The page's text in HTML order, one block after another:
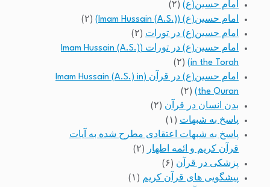
امام حسین(ع) (۲)
امام حسین(ع) (Imam Hussain (A.S.))
(۲)
امام حسین(ع) در تورات (۲)
امام حسین(ع) در تورات (Imam Hussain (A.S.)
in the Torah)
(۲)
امام حسین(ع) در قرآن (Imam Hussain (A.S.) in
the Quran)
(۲)
بدن انسان در قرآن (۲)
پاسخ به شبهات (۱)
پاسخ به شبهات اعتقادی مطرح شده به آیات
قرآن کریم و ائمه اطهار (۲)
پزشکی در قرآن (۶)
پیشگویی های قرآن کریم (۱)